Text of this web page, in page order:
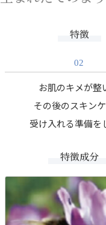
特徴
02
お肌のキメが整
その後のスキン
受け入れる準備を
特徴成分